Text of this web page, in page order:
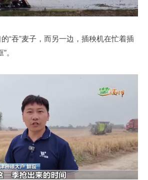
“吞”麦子，而另一边，插秧机在忙着插
。